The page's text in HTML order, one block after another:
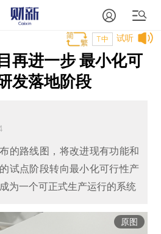
试听
T中
再进一步 最小化可
发落地阶段
的路线图，将改进现有功能和
试点阶段转向最小化可行性产
为一个可正式生产运行的系统
原图